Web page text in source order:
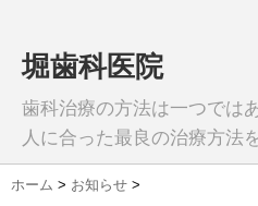
堀歯科医院
歯科治療の方法は一つでは
人に合った最良の治療方法
ホーム > お知らせ >